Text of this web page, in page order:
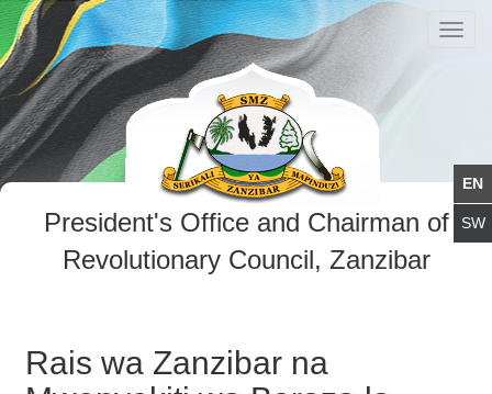
President's Office and Chairman of
Revolutionary Council, Zanzibar
Rais wa Zanzibar na